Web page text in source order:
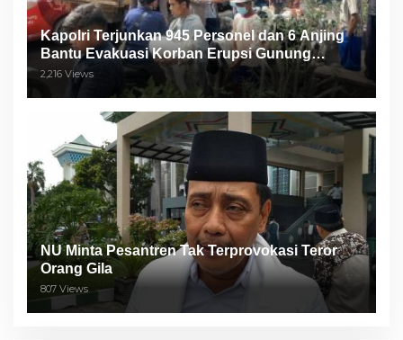
Kapolri Terjunkan 945 Personel dan 6 Anjing
Bantu Evakuasi Korban Erupsi Gunung
Semeru
2,216 Views
NU Minta Pesantren Tak Terprovokasi Teror
Orang Gila
807 Views